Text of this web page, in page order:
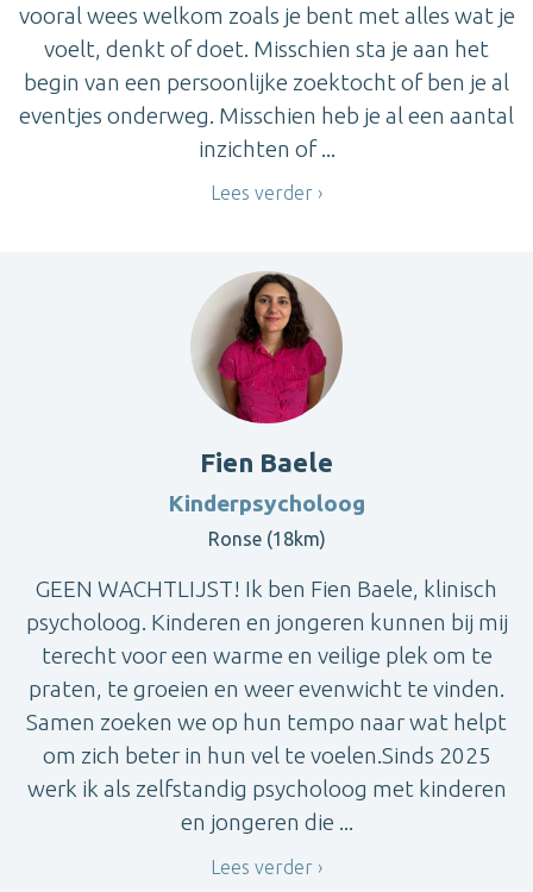
vooral wees welkom zoals je bent met alles wat je
voelt, denkt of doet. Misschien sta je aan het
begin van een persoonlijke zoektocht of ben je al
eventjes onderweg. Misschien heb je al een aantal
inzichten of ...
Lees verder
Fien Baele
Kinderpsycholoog
Ronse (18km)
GEEN WACHTLIJST! Ik ben Fien Baele, klinisch
psycholoog. Kinderen en jongeren kunnen bij mij
terecht voor een warme en veilige plek om te
praten, te groeien en weer evenwicht te vinden.
Samen zoeken we op hun tempo naar wat helpt
om zich beter in hun vel te voelen.Sinds 2025
werk ik als zelfstandig psycholoog met kinderen
en jongeren die ...
Lees verder